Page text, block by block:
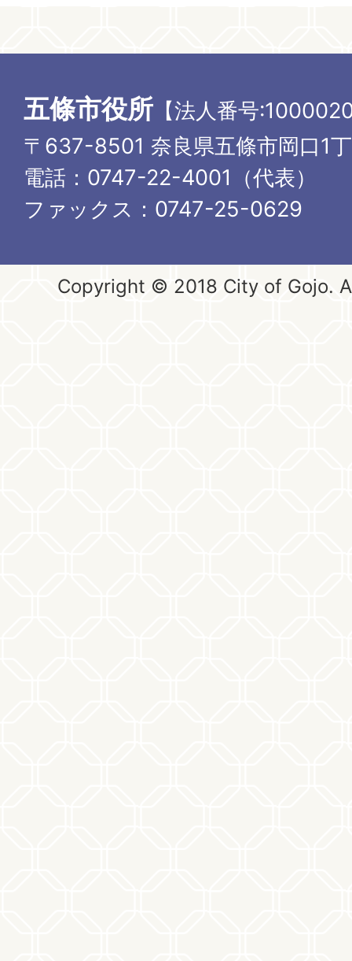
五條市役所 【法人番号
〒637-8501 奈良県五條市岡口1
電話：0747-22-4001（代表）
ファックス：0747-25-0629
Copyright © 2018 City of Gojo.